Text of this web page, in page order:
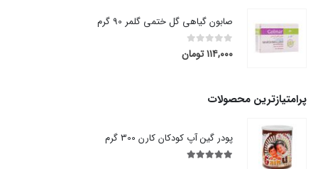
صابون گیاهی گل ختمی گلمر 90 گرم
۱۱۴,۰۰۰تومان
پرامتیازترین محصولات
پودر گین آپ کودکان کارن 300 گرم